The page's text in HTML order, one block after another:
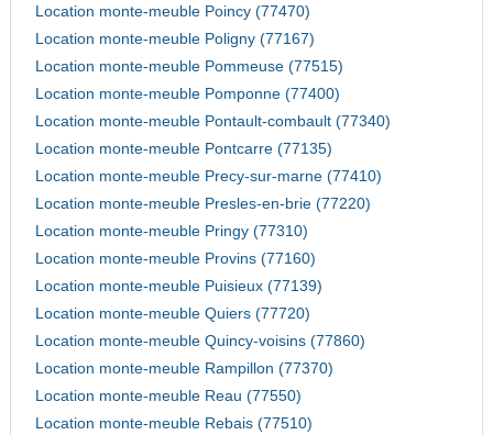
Location monte-meuble Poincy (77470)
Location monte-meuble Poligny (77167)
Location monte-meuble Pommeuse (77515)
Location monte-meuble Pomponne (77400)
Location monte-meuble Pontault-combault (77340)
Location monte-meuble Pontcarre (77135)
Location monte-meuble Precy-sur-marne (77410)
Location monte-meuble Presles-en-brie (77220)
Location monte-meuble Pringy (77310)
Location monte-meuble Provins (77160)
Location monte-meuble Puisieux (77139)
Location monte-meuble Quiers (77720)
Location monte-meuble Quincy-voisins (77860)
Location monte-meuble Rampillon (77370)
Location monte-meuble Reau (77550)
Location monte-meuble Rebais (77510)